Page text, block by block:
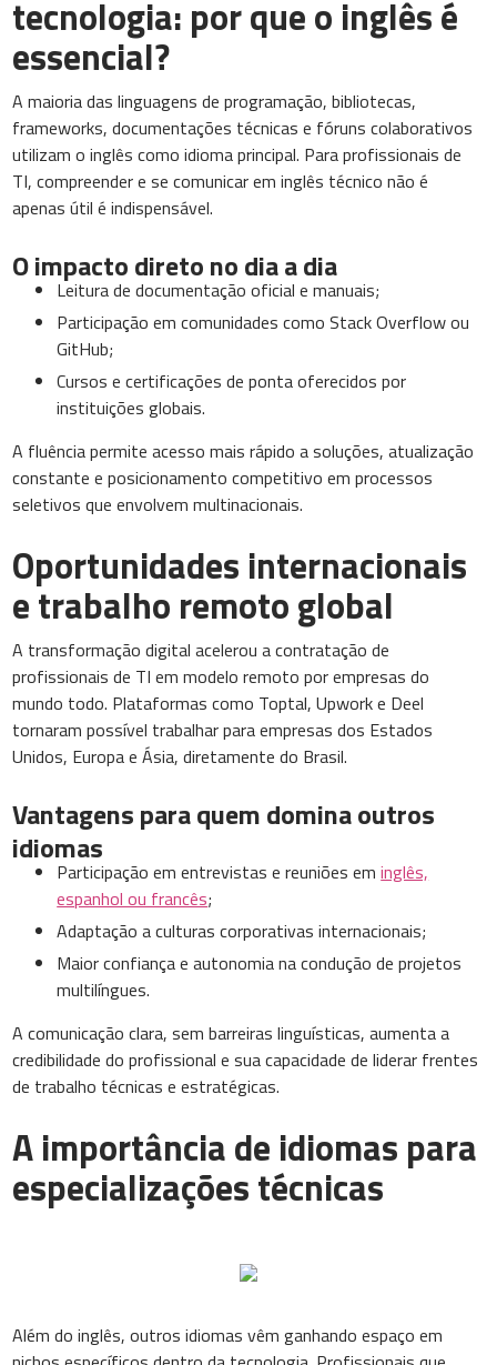
tecnologia: por que o inglês é
essencial?
A maioria das linguagens de programação, bibliotecas,
frameworks, documentações técnicas e fóruns colaborativos
utilizam o inglês como idioma principal. Para profissionais de
TI, compreender e se comunicar em inglês técnico não é
apenas útil é indispensável.
O impacto direto no dia a dia
Leitura de documentação oficial e manuais;
Participação em comunidades como Stack Overflow ou
GitHub;
Cursos e certificações de ponta oferecidos por
instituições globais.
A fluência permite acesso mais rápido a soluções, atualização
constante e posicionamento competitivo em processos
seletivos que envolvem multinacionais.
Oportunidades internacionais
e trabalho remoto global
A transformação digital acelerou a contratação de
profissionais de TI em modelo remoto por empresas do
mundo todo. Plataformas como Toptal, Upwork e Deel
tornaram possível trabalhar para empresas dos Estados
Unidos, Europa e Ásia, diretamente do Brasil.
Vantagens para quem domina outros
idiomas
Participação em entrevistas e reuniões eminglês,
espanhol ou francês;
Adaptação a culturas corporativas internacionais;
Maior confiança e autonomia na condução de projetos
multilíngues.
A comunicação clara, sem barreiras linguísticas, aumenta a
credibilidade do profissional e sua capacidade de liderar frentes
de trabalho técnicas e estratégicas.
A importância de idiomas para
especializações técnicas
Além do inglês, outros idiomas vêm ganhando espaço em